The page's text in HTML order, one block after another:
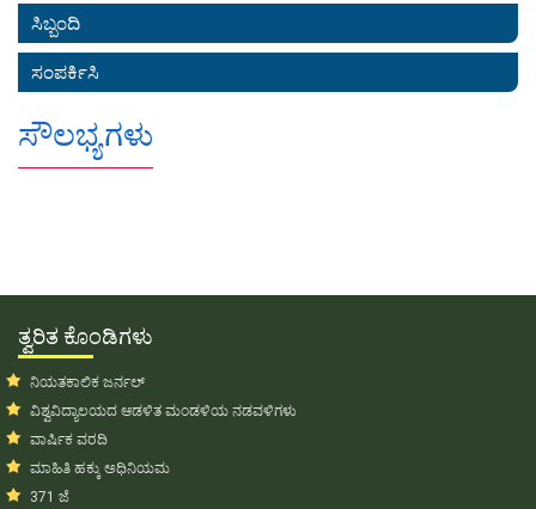
ಸಿಬ್ಬಂದಿ
ಸಂಪರ್ಕಿಸಿ
ಸೌಲಭ್ಯಗಳು
ತ್ವರಿತ ಕೊಂಡಿಗಳು
ನಿಯತಕಾಲಿಕ ಜರ್ನಲ್
ವಿಶ್ವವಿದ್ಯಾಲಯದ ಆಡಳಿತ ಮಂಡಳಿಯ ನಡವಳಿಗಳು
ವಾರ್ಷಿಕ ವರದಿ
ಮಾಹಿತಿ ಹಕ್ಕು ಅಧಿನಿಯಮ
371 ಜೆ